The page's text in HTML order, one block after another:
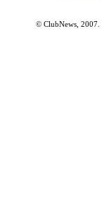
© ClubNews, 2007.